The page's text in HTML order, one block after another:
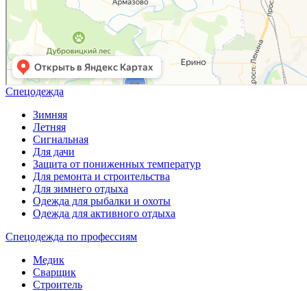
Спецодежда
Зимняя
Летняя
Сигнальная
Для дачи
Защита от пониженных температур
Для ремонта и строительства
Для зимнего отдыха
Одежда для рыбалки и охоты
Одежда для активного отдыха
Спецодежда по профессиям
Медик
Сварщик
Строитель